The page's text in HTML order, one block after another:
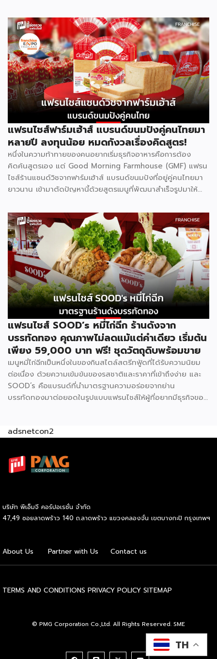
ปกครองไทยให้ความสำคัญกับการเรียนของลูกหลานเสมอ และ
Bright Up Kids คือแบรนด์แฟรนไชส์การศึกษาที่เข้ามาตอบ
โจทย์นี้ ด้วยหลักสูตรที่ได้รับการยอมรับว่าติด 1 ใน 10 กวดวิชาที่
ดีที่สุดในประเทศไทย จุดเด่นสำคัญคืองบลงทุนเริ่มต้นเพียง
79,000 บาท พร้อมระบบเทรนแบบมืออาชีพให้ฟรี ทำให้ผู้ที่ไม่มี
ประสบการณ์ด้านการสอนมาก่อนก็สามารถเป็นเจ้าของธุรกิจกวด
วิชาได้ รู้จัก Bright Up Kids ก่อนตัดสินใจ Bright Up Kids
เป็นแฟรนไชส์การศึกษาที่มีหลักสูตรครบ จบที่เดียว ครอบคลุม
วิชาหลักอย่างคณิตศาสตร์ วิทยาศาสตร์ และภาษาอังกฤษ ซึ่งเป็น
วิชาที่ผู้ปกครองส่วนใหญ่ให้ความสำคัญที่สุดในการติวเสริมให้ลูก
จุดแข็งที่ทำให้แบรนด์ได้รับความเชื่อถือคือการติดอันดับ 1 ใน 10
[…]
แฟรนไชส์ฟาร์มเฮ้าส์ แบรนด์ขนมปังคู่คนไทยมา
หลายปี ลงทุนน้อย หมดกังวลเรื่องคิดสูตร!
หนึ่งในความท้าทายของคนอยากเริ่มธุรกิจอาหารคือการต้อง
คิดค้นสูตรเอง แต่ Good Morning Farmhouse (GMF) แฟรน
ไชส์ร้านแซนด์วิชจากฟาร์มเฮ้าส์ แบรนด์ขนมปังที่อยู่คู่คนไทยมา
ยาวนาน เข้ามาตัดปัญหานี้ด้วยสูตรเมนูที่พัฒนาสำเร็จรูปมาให้
GMF คือการลงทุนที่ไม่สูง ไม่ต้องกังวลเรื่องการคิดสูตรอาหาร
เพราะทุกอย่างมีมาตรฐานจากฟาร์มเฮ้าส์รองรับอยู่แล้ว เหมาะกับ
ผู้ที่อยากมีธุรกิจของตัวเองแต่ไม่มีพื้นฐานด้านการทำอาหาร รู้จัก
Good Morning Farmhouse ก่อนตัดสินใจ Good Morning
Farmhouse เป็นโครงการแฟรนไชส์ภายใต้บริษัทฟาร์มเฮ้าส์ ที่
เปิดโอกาสให้ผู้สนใจมีธุรกิจเป็นของตัวเอง ประกอบการได้ในเวลา
สั้นๆ โดยผู้ร่วมค้าจะได้รับสิทธิ์พิเศษในการซื้อส่วนผสมแซนด์วิช
สูตรเฉพาะจากฟาร์มเฮ้าส์โดยตรง พร้อมการสนับสนุนด้าน
อุปกรณ์ วัตถุดิบ และการอบรมทักษะการทำแซนด์วิชอย่างถูกวิธี
ตามหลักสุขาภิบาลและอนามัย เมนูของแบรนด์มีให้เลือกถึง 8 ไส้
ได้แก่ แซนด์วิชโฮลวีตไส้แฮมหมูหยอง ไส้แฮม ไส้ปูอัด ไส้ไข่ดาว
หมูหยองพริกเผา ไส้เทสตี้แฮม ไส้ทูน่าหมูหยอง ไส้ทูน่า และไส้
หมูหยองพริกเผา ครอบคลุมทั้งรสชาติคลาสสิกและรสชาติที่คน
ไทยคุ้นเคย ปรัชญาสำคัญที่ผู้ร่วมค้าต้องยึดถือคือ “แซนด์วิชมี
คุณภาพ ใหม่ สด สะอาด อร่อย” ภายใต้มาตรฐานของฟาร์มเฮ้าส์
ปัจจุบัน GMF ได้รับความนิยมกระจายอยู่ทั่วกรุงเทพฯ และ
ปริมณฑล […]
แฟรนไชส์ SOOD’s หมี่ไก่ฉีก ร้านดังจาก
บรรทัดทอง คุณภาพไม่ลดแม้แต่คำเดียว เริ่มต้น
เพียง 59,000 บาท ฟรี! ชุดวัตถุดิบพร้อมขาย
เมนูหมี่ไก่ฉีกเป็นหนึ่งในของกินสไตล์สตรีทฟู้ดที่ได้รับความนิยม
ต่อเนื่อง ด้วยความเข้มข้นของรสชาติและราคาที่เข้าถึงง่าย และ
SOOD’s คือแบรนด์ที่นำมาตรฐานความอร่อยจากย่าน
บรรทัดทองมาต่อยอดในรูปแบบแฟรนไชส์ให้ผู้ที่อยากมีธุรกิจของ
ทางการ เริ่มต้นเพียง 59,000 บาท ก็สามารถเปิดขายได้ทันที
ก่อนตัดสินใจ จุดขายหลักของ SOOD’s คือความอร่อยแบบต้น
ตำรับ มาตรฐานเดียวกับร้านดังจากบรรทัดทอง แต่นำมาปรับให้
กล่องมีรสชาติสม่ำเสมอไม่ว่าจะสั่งจากสาขาไหน เมนูของแบรนด์
เน้นความเรียบง่ายแต่จัดเต็มด้านรสชาติ ได้แก่ หมี่ไก่ฉีก ไซส์ S
ราคา 69 บาท และไซส์ M ราคา 85 บาท หมี่ไก่แซ่บไซส์ M ราคา
นุ่มกำลังดี เนื้อไก่ฉีกแน่น หมูย่างหอมฉ่ำ […]
adsnetcon2
บริษัท พีเอ็มจี คอร์ปอเรชั่น จำกัด
47,49 ซอยลาดพร้าว 140 ถ.ลาดพร้าว แขวงคลองจั่น เขตบางกะปิ กรุงเทพฯ
About Us Partner with Us Contact us
TERMS AND CONDITIONS PRIVACY POLICY SITEMAP
© PMG Corporation Co.,Ltd. All Rights Reserved. SME
TH